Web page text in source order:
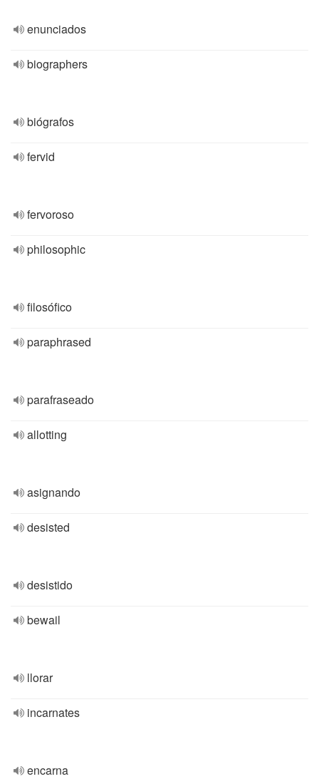
enunciados
biographers
biógrafos
fervid
fervoroso
philosophic
filosófico
paraphrased
parafraseado
allotting
asignando
desisted
desistido
bewail
llorar
incarnates
encarna